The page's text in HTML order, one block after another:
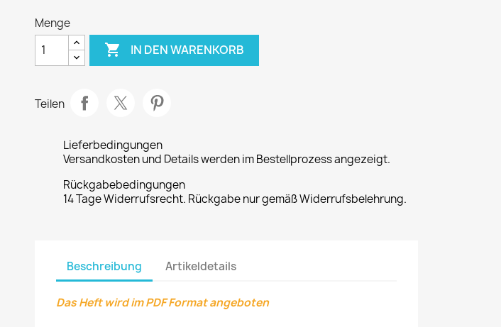
Menge
 IN DEN WARENKORB
Teilen
Lieferbedingungen
Versandkosten und Details werden im Bestellprozess angezeigt.
Rückgabebedingungen
14 Tage Widerrufsrecht. Rückgabe nur gemäß Widerrufsbelehrung.
Beschreibung Artikeldetails
Das Heft wird im PDF Format angeboten